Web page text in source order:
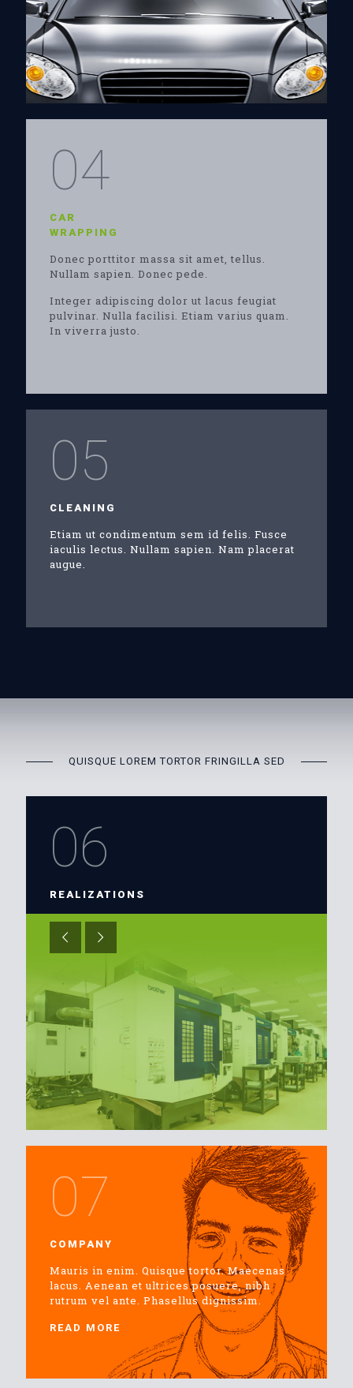
04
CAR
WRAPPING
Donec porttitor massa sit amet, tellus.
Nullam sapien. Donec pede.
Integer adipiscing dolor ut lacus feugiat
pulvinar. Nulla facilisi. Etiam varius quam.
In viverra justo.
05
CLEANING
Etiam ut condimentum sem id felis. Fusce
iaculis lectus. Nullam sapien. Nam placerat
augue.
QUISQUE LOREM TORTOR FRINGILLA SED
06
REALIZATIONS
07
COMPANY
Mauris in enim. Quisque tortor. Maecenas
lacus. Aenean et ultrices posuere, nibh
rutrum vel ante. Phasellus dignissim.
READ MORE